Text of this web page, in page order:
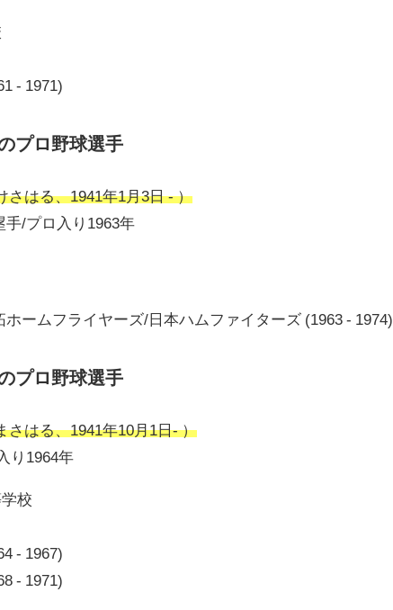
- 1971)
プロ野球選手
さはる、1941年1月3日 - ）
手/プロ入り1963年
ームフライヤーズ/日本ハムファイターズ (1963 - 1974)
プロ野球選手
さはる、1941年10月1日- ）
り1964年
校
- 1967)
- 1971)